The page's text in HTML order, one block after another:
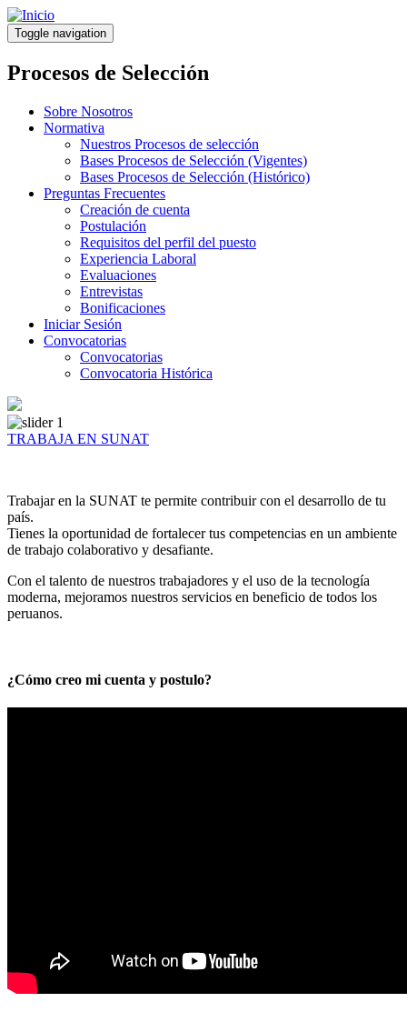
Pasar
al
contenido
principal
Toggle navigation
Procesos de Selección
Sobre Nosotros
Normativa
Nuestros Procesos de selección
Bases Procesos de Selección (Vigentes)
Bases Procesos de Selección (Histórico)
Preguntas Frecuentes
Creación de cuenta
Postulación
Requisitos del perfil del puesto
Experiencia Laboral
Evaluaciones
Entrevistas
Bonificaciones
Iniciar Sesión
Convocatorias
Convocatorias
Convocatoria Histórica
TRABAJA EN SUNAT
Trabajar en la SUNAT te permite contribuir con el desarrollo de tu
país.
Tienes la oportunidad de fortalecer tus competencias en un ambiente
de trabajo colaborativo y desafiante.
Con el talento de nuestros trabajadores y el uso de la tecnología
moderna, mejoramos nuestros servicios en beneficio de todos los
peruanos.
¿Cómo creo mi cuenta y postulo?